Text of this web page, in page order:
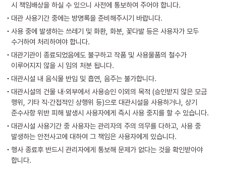
시 책임배상을 하실 수 있으니 사전에 통보하여 주어야 합니다.
대관 사용기간 중에는 방명록을 준비해주시기 바랍니다.
사용 중에 발생하는 쓰레기 및 화환, 화분, 꽃다발 등은 사용자가 모두
수거하여 처리하여야 합니다.
대관기관이 종료되었음에도 불구하고 작품 및 사용물품의 철수가
이루어지지 않을 시 임의 처분 됩니다.
대관시설 내 음식물 반입 및 흡연, 음주는 불가합니다.
대관시설의 건물 내·외부에서 사용승인 이외의 목적 (승인받지 않은 모금
행위, 기타 직·간접적인 상행위 등)으로 대관시설을 사용하거나, 상기
준수사항 위반 피해 발생시 사용자에게 즉시 사용 중지를 할 수 있습니다.
대관시설 사용기간 중 사용자는 관리자의 주의 의무를 다하고, 사용 중
발생하는 안전사고에 대하여 그 책임은 사용자에게 있습니다.
행사 종료후 반드시 관리자에게 통보해 문제가 없다는 것을 확인받아야
합니다.